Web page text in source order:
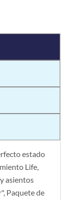
estado
Life,
asientos
Paquete de